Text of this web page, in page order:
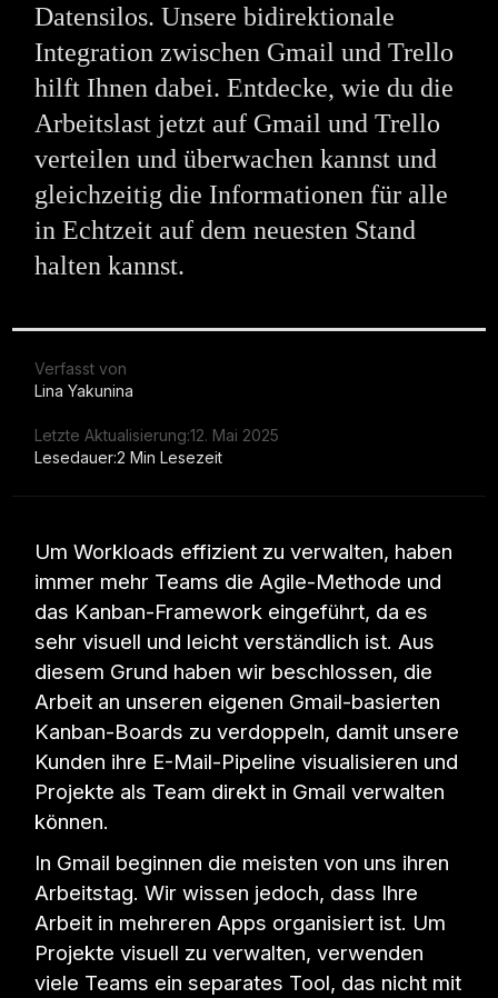
Datensilos. Unsere bidirektionale
Integration zwischen Gmail und Trello
hilft Ihnen dabei. Entdecke, wie du die
Arbeitslast jetzt auf Gmail und Trello
verteilen und überwachen kannst und
gleichzeitig die Informationen für alle
in Echtzeit auf dem neuesten Stand
halten kannst.
Verfasst von
Lina Yakunina
Letzte Aktualisierung:12. Mai 2025
Lesedauer:2 Min Lesezeit
Um Workloads effizient zu verwalten, haben
immer mehr Teams die Agile-Methode und
das Kanban-Framework eingeführt, da es
sehr visuell und leicht verständlich ist. Aus
diesem Grund haben wir beschlossen, die
Arbeit an unseren eigenen Gmail-basierten
Kanban-Boards zu verdoppeln, damit unsere
Kunden ihre E-Mail-Pipeline visualisieren und
Projekte als Team direkt in Gmail verwalten
können.
In Gmail beginnen die meisten von uns ihren
Arbeitstag. Wir wissen jedoch, dass Ihre
Arbeit in mehreren Apps organisiert ist. Um
Projekte visuell zu verwalten, verwenden
viele Teams ein separates Tool, das nicht mit